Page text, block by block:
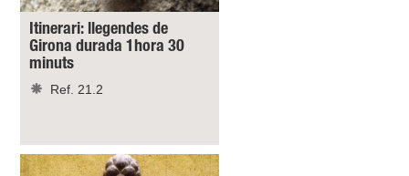
Itinerari: llegendes de
Girona durada 1hora 30
minuts
Ref. 21.2